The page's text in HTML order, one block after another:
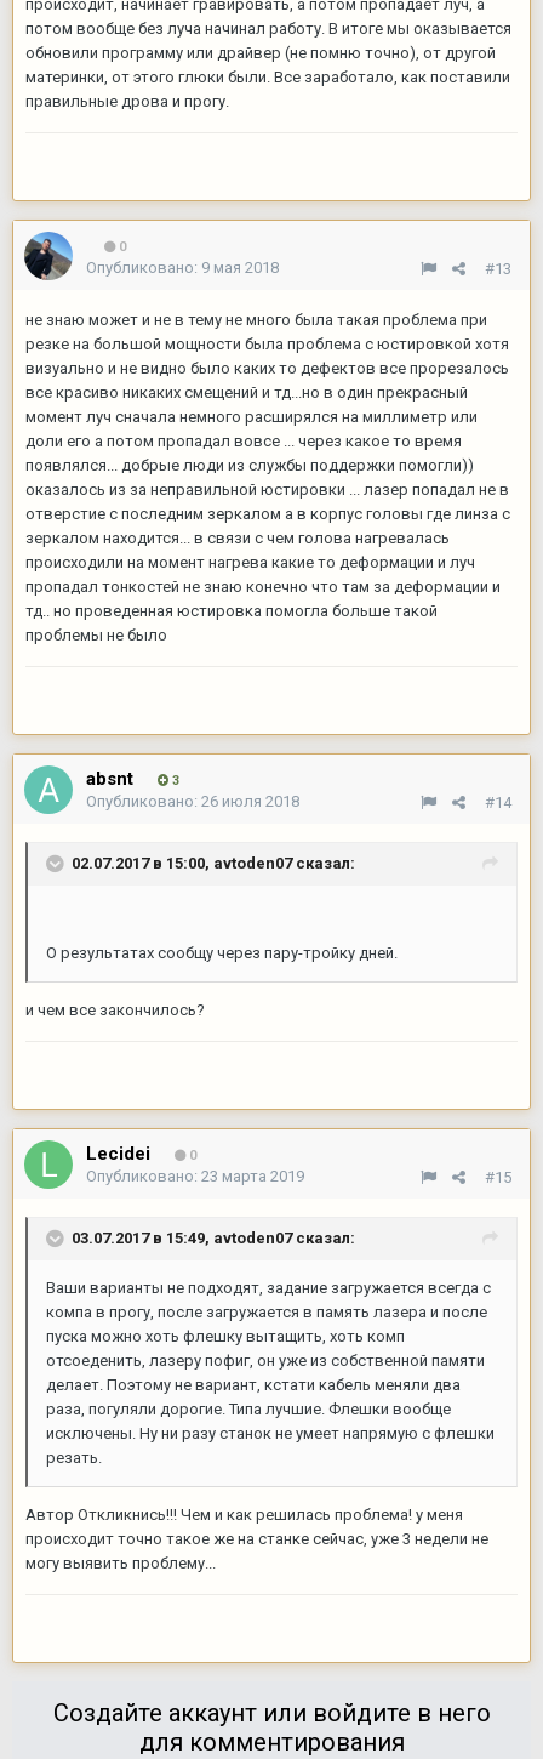
происходит, начинает гравировать, а потом пропадает луч, а
потом вообще без луча начинал работу. В итоге мы оказывается
обновили программу или драйвер (не помню точно), от другой
материнки, от этого глюки были. Все заработало, как поставили
правильные дрова и прогу.
0
#13
Опубликовано: 9 мая 2018
не знаю может и не в тему не много была такая проблема при
резке на большой мощности была проблема с юстировкой хотя
визуально и не видно было каких то дефектов все прорезалось
все красиво никаких смещений и тд...но в один прекрасный
момент луч сначала немного расширялся на миллиметр или
доли его а потом пропадал вовсе ... через какое то время
появлялся... добрые люди из службы поддержки помогли))
оказалось из за неправильной юстировки ... лазер попадал не в
отверстие с последним зеркалом а в корпус головы где линза с
зеркалом находится... в связи с чем голова нагревалась
происходили на момент нагрева какие то деформации и луч
пропадал тонкостей не знаю конечно что там за деформации и
тд.. но проведенная юстировка помогла больше такой
проблемы не было
absnt 3
#14
Опубликовано: 26 июля 2018
02.07.2017 в 15:00, avtoden07сказал:
О результатах сообщу через пару-тройку дней.
и чем все закончилось?
Lecidei 0
#15
Опубликовано: 23 марта 2019
03.07.2017 в 15:49, avtoden07сказал:
Ваши варианты не подходят, задание загружается всегда с
компа в прогу, после загружается в память лазера и после
пуска можно хоть флешку вытащить, хоть комп
отсоеденить, лазеру пофиг, он уже из собственной памяти
делает. Поэтому не вариант, кстати кабель меняли два
раза, погуляли дорогие. Типа лучшие. Флешки вообще
исключены. Ну ни разу станок не умеет напрямую с флешки
резать.
Автор Откликнись!!! Чем и как решилась проблема! у меня
происходит точно такое же на станке сейчас, уже 3 недели не
могу выявить проблему...
Создайте аккаунт или войдите в него
для комментирования